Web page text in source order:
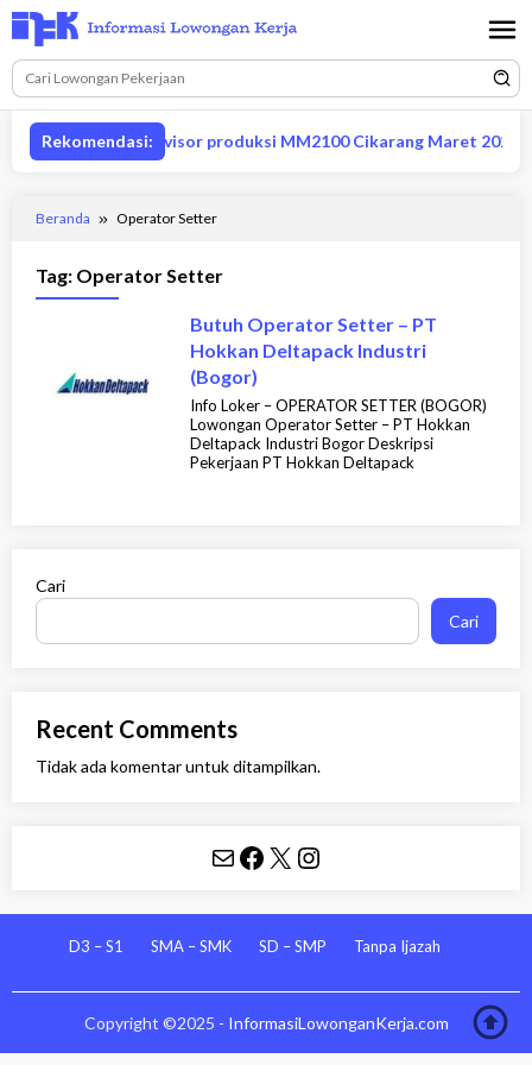
Loncat
ke
konten
Rekomendasi:
Lowongan supervisor produksi MM2100 Cikarang Maret 2026
Beranda Operator Setter
Tag: Operator Setter
Butuh Operator Setter – PT
Hokkan Deltapack Industri
(Bogor)
Info Loker – OPERATOR SETTER (BOGOR)
Lowongan Operator Setter – PT Hokkan
Deltapack Industri Bogor Deskripsi
Pekerjaan PT Hokkan Deltapack
Cari
Cari
Recent Comments
Tidak ada komentar untuk ditampilkan.
Mail Facebook X Instagram
D3 – S1 SMA – SMK SD – SMP Tanpa Ijazah
Copyright ©2025 - InformasiLowonganKerja.com